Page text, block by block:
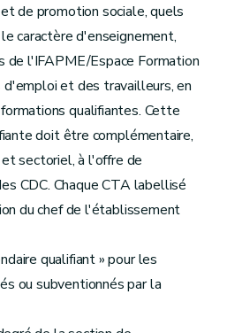
de promotion sociale, quels
caractère d'enseignement,
de l'IFAPME/Espace Formation
d'emploi et des travailleurs, en
qualifiantes. Cette
doit être complémentaire,
sectoriel, à l'offre de
CDC. Chaque CTA labellisé
du chef de l'établissement
qualifiant » pour les
ou subventionnés par la